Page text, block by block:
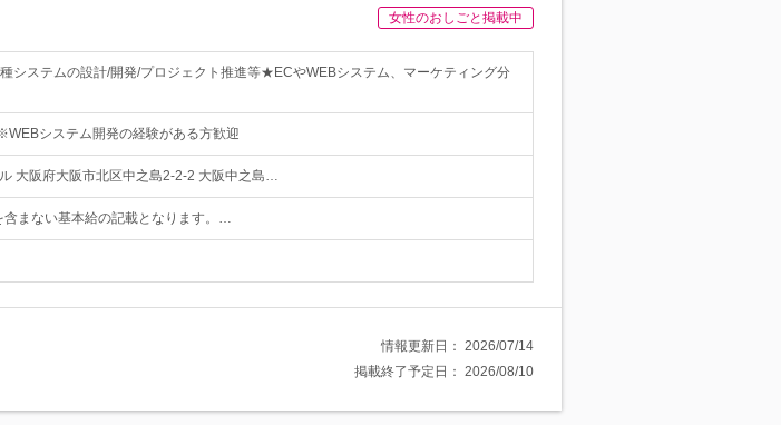
女性のおしごと掲載中
システムの設計/開発/プロジェクト推進等★ECやWEBシステム、マーケティング分
システム開発の経験がある方歓迎
大阪府大阪市北区中之島2-2-2 大阪中之島…
まない基本給の記載となります。…
情報更新日： 2026/07/14
掲載終了予定日： 2026/08/10